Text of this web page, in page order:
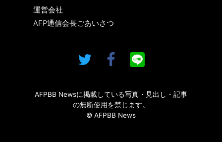
運営会社
AFP通信会長ごあいさつ
AFPBB Newsに掲載している写真・見出し・記事
の無断使用を禁じます。
© AFPBB News